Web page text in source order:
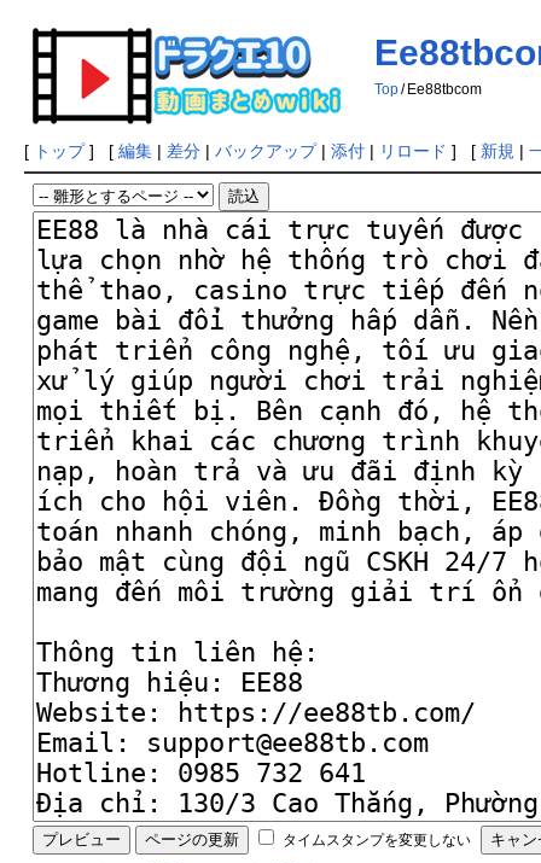
Top / Ee88tbcom
[ トップ] [ 編集| 差分| バックアップ| 添付| リロード ] [ 新規 |
タイムスタンプを変更しない